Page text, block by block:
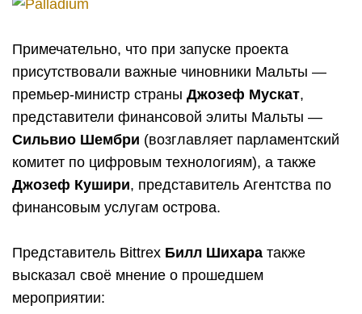
Примечательно, что при запуске проекта
присутствовали важные чиновники Мальты —
премьер-министр страны Джозеф Мускат,
представители финансовой элиты Мальты —
Сильвио Шембри (возглавляет парламентский
комитет по цифровым технологиям), а также
Джозеф Кушири, представитель Агентства по
финансовым услугам острова.
Представитель Bittrex Билл Шихара также
высказал своё мнение о прошедшем
мероприятии: